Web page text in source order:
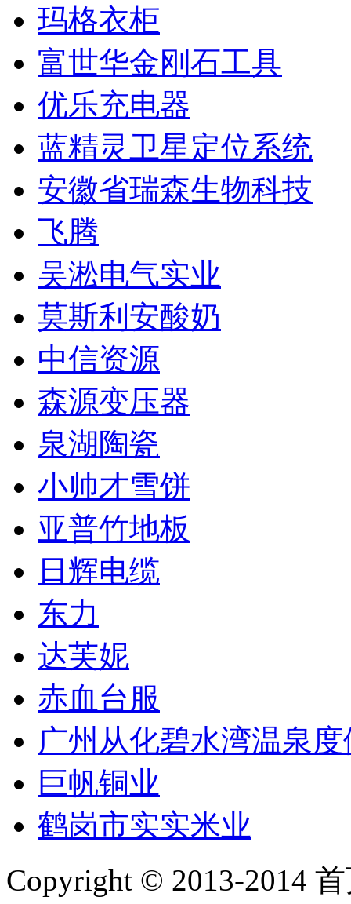
玛格衣柜
富世华金刚石工具
优乐充电器
蓝精灵卫星定位系统
安徽省瑞森生物科技
飞腾
吴淞电气实业
莫斯利安酸奶
中信资源
森源变压器
泉湖陶瓷
小帅才雪饼
亚普竹地板
日辉电缆
东力
达芙妮
赤血台服
广州从化碧水湾温泉
巨帆铜业
鹤岗市实实米业
Copyright © 2013-2014